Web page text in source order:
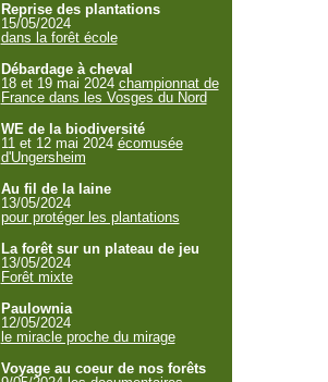
Reprise des plantations
15/05/2024
dans la forêt école
Débardage à cheval
18 et 19 mai 2024 championnat de
France dans les Vosges du Nord
WE de la biodiversité
11 et 12 mai 2024 écomusée
d'Ungersheim
Au fil de la laine
13/05/2024
pour protéger les plantations
La forêt sur un plateau de jeu
13/05/2024
Forêt mixte
Paulownia
12/05/2024
le miracle proche du mirage
Voyage au coeur de nos forêts